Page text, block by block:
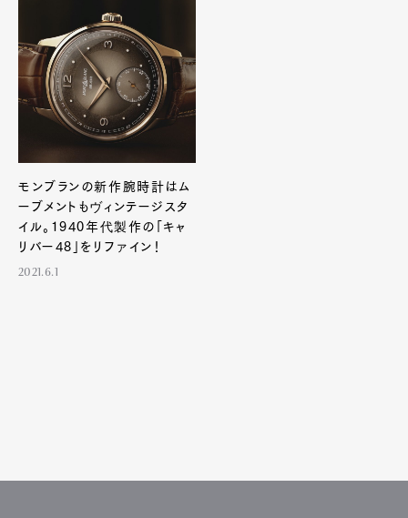
モンブランの新作腕時計はム
ーブメントもヴィンテージスタ
イル。1940年代製作の「キャ
リバー48」をリファイン！
2021.6.1